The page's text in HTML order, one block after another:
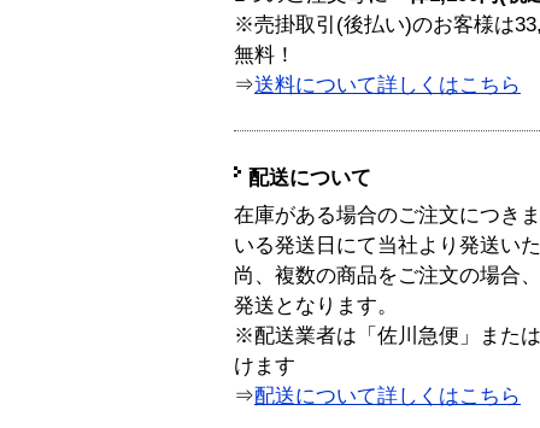
※売掛取引(後払い)のお客様は
無料！
⇒送料について詳しくはこちら
配送について
在庫がある場合のご注文につき
いる発送日にて当社より発送い
尚、複数の商品をご注文の場合
発送となります。
※配送業者は「佐川急便」また
けます
⇒配送について詳しくはこちら